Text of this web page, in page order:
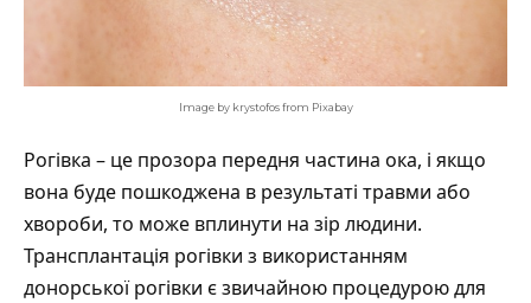
Image by krystofos from Pixabay
Рогівка – це прозора передня частина ока, і якщо
вона буде пошкоджена в результаті травми або
хвороби, то може вплинути на зір людини.
Трансплантація рогівки з використанням
донорської рогівки є звичайною процедурою для